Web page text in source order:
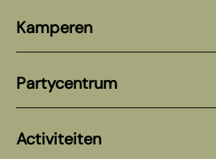
Kamperen
Partycentrum
Activiteiten